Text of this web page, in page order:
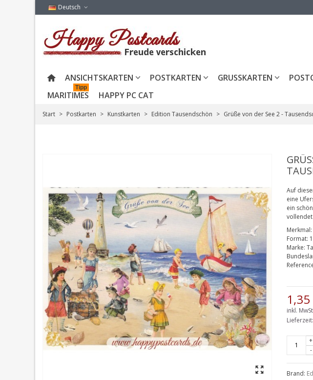
Deutsch
ANSICHTSKARTEN POSTKARTEN GRUSSKARTEN
MARITIMES
Tipp
HAPPY PC CAT
Start > Postkarten > Kunstkarten > Edition Tausendschön > Grüße von der See 2 -
Auf
eine
ein
Merkmal:
Format:
Marke:
inkl.
-
+
Brand: